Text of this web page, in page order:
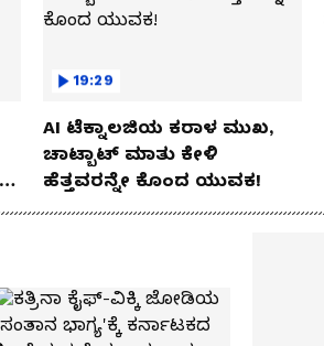
19:29
AI ಟೆಕ್ನಾಲಜಿಯ ಕರಾಳ ಮುಖ,
ಚಾಟ್ಬಾಟ್ ಮಾತು ಕೇಳಿ
ಹೆತ್ತವರನ್ನೇ ಕೊಂದ ಯುವಕ!